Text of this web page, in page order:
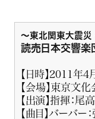
～東北関東大震災
読売日本交響
【日時】2011年
【会場】東京文
【出演】指揮：
【曲目】バーバー